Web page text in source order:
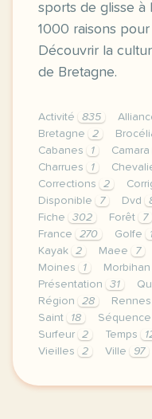
sports de glisse à
1000 raisons
Découvrir la
de Bretagne.
Activité 835
Bretagne
2
Cabanes
1 Camara
Charrues
1
Corrections
2
Disponible
7 Dvd
Fiche
302 Forêt 7
France
270 Golfe
Kayak
2 Maee 7
Moines
1 Morbihan
Présentation
31
Région
28 Rennes
Saint
18 Séquence
Surfeur
2 Temps
Vieilles
2 Ville 97
le respect de